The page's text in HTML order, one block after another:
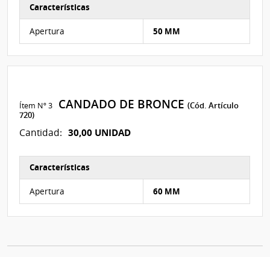
Características
Apertura 50 MM
Ítem Nº 3 CANDADO DE BRONCE(Cód. Artículo
720)
Cantidad: 30,00 UNIDAD
Características
Apertura 60 MM